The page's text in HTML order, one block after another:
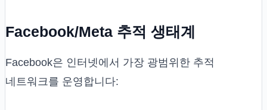
Facebook/Meta 추적 생태계
Facebook은 인터넷에서 가장 광범위한 추적
네트워크를 운영합니다: